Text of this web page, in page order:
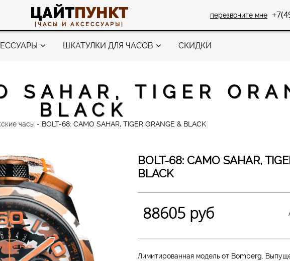
ЦАЙТПУНКТ
|ЧАСЫ И АКСЕССУАРЫ|
перезвоните мне
ШКАТУЛКИ ДЛЯ ЧАСОВ СКИДКИ
часы - BOLT-68: CAMO SAHAR, TIGER ORANGE & BLACK
SAHAR, TIGER
BLACK
BOLT-68: CAMO SAHAR,
BLACK
88605 руб
Лимитированная модель от Bomberg.